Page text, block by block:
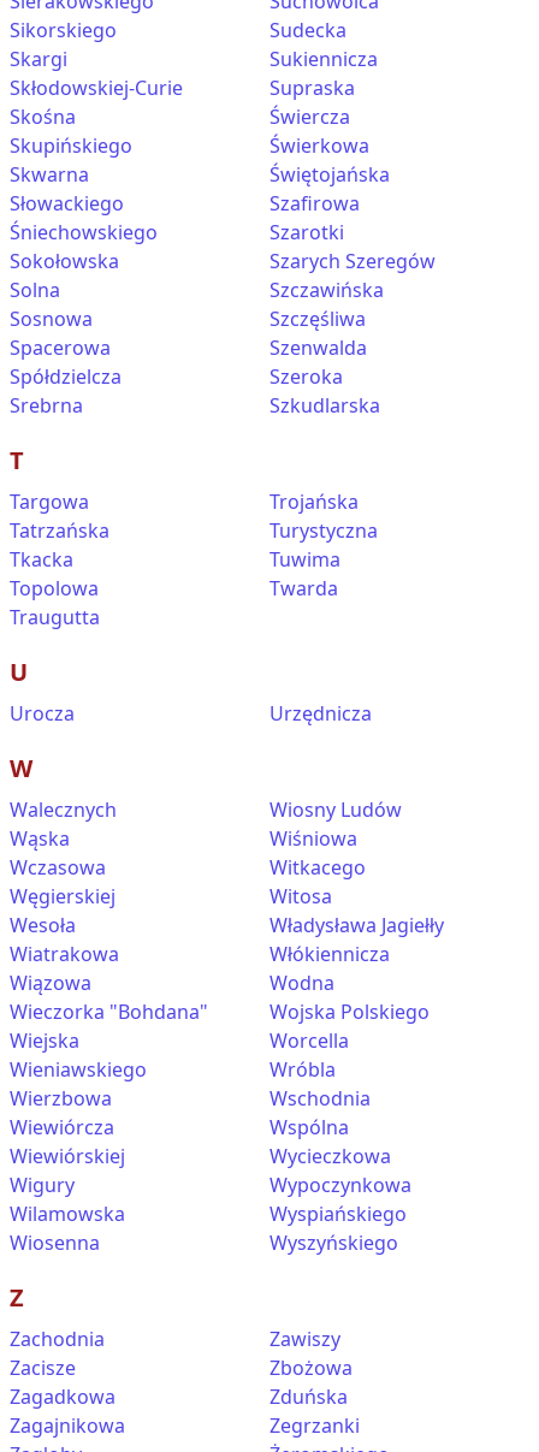
Sikorskiego
Skargi
Skłodowskiej-Curie
Skośna
Skupińskiego
Skwarna
Słowackiego
Śniechowskiego
Sokołowska
Solna
Sosnowa
Spacerowa
Spółdzielcza
Srebrna
Sudecka
Sukiennicza
Supraska
Świercza
Świerkowa
Świętojańska
Szafirowa
Szarotki
Szarych Szeregów
Szczawińska
Szczęśliwa
Szenwalda
Szeroka
Szkudlarska
T
Targowa
Tatrzańska
Tkacka
Topolowa
Traugutta
Trojańska
Turystyczna
Tuwima
Twarda
U
Urocza Urzędnicza
W
Walecznych
Wąska
Wczasowa
Węgierskiej
Wesoła
Wiatrakowa
Wiązowa
Wieczorka "Bohdana"
Wiejska
Wieniawskiego
Wierzbowa
Wiewiórcza
Wiewiórskiej
Wigury
Wilamowska
Wiosenna
Wiosny Ludów
Wiśniowa
Witkacego
Witosa
Władysława Jagiełły
Włókiennicza
Wodna
Wojska Polskiego
Worcella
Wróbla
Wschodnia
Wspólna
Wycieczkowa
Wypoczynkowa
Wyspiańskiego
Wyszyńskiego
Z
Zachodnia
Zacisze
Zagadkowa
Zagajnikowa
Zawiszy
Zbożowa
Zduńska
Zegrzanki